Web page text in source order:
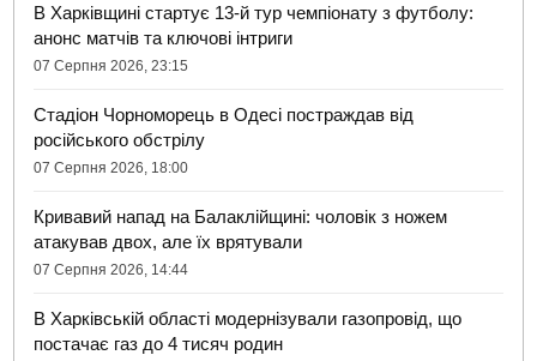
В Харківщині стартує 13-й тур чемпіонату з футболу:
анонс матчів та ключові інтриги
07 Серпня 2026, 23:15
Стадіон Чорноморець в Одесі постраждав від
російського обстрілу
07 Серпня 2026, 18:00
Кривавий напад на Балаклійщині: чоловік з ножем
атакував двох, але їх врятували
07 Серпня 2026, 14:44
В Харківській області модернізували газопровід, що
постачає газ до 4 тисяч родин